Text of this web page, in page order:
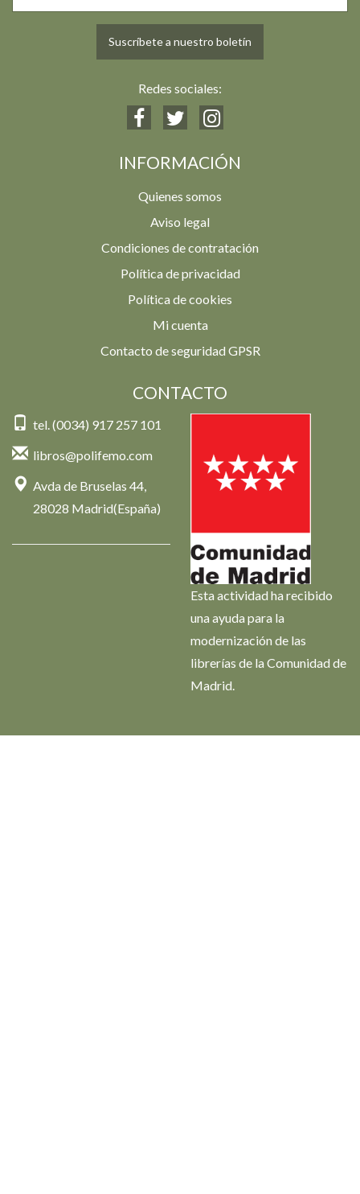
Suscríbete a nuestro boletín
Redes sociales:
INFORMACIÓN
Quienes somos
Aviso legal
Condiciones de contratación
Política de privacidad
Política de cookies
Mi cuenta
Contacto de seguridad GPSR
CONTACTO
tel. (0034) 917 257 101
libros@polifemo.com
Avda de Bruselas 44,
28028 Madrid(España)
Esta actividad ha recibido
una ayuda para la
modernización de las
librerías de la Comunidad de
Madrid.